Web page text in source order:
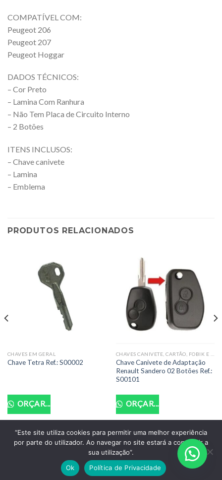
COMPATÍVEL COM:
Peugeot 206
Peugeot 207
Peugeot Hoggar
DADOS TÉCNICOS:
– Cor Preto
– Lamina Com Ranhura
– Não Tem Placa de Circuito Interno
– 2 Botões
ITENS INCLUSOS:
– Chave canivete
– Lamina
– Emblema
PRODUTOS RELACIONADOS
CHAVES EM GERAL
Chave Tetra Ref.: S00002
ORÇAR...
Chave Canivete de Adaptação
Renault Sandero 02 Botões Ref.:
S00101
ORÇAR...
POLITICA DE PRIVACIDADE TERMOS DE USO
Copyright 2026 ©
Santo Auto Vidros e Chaveiro - CNPJ:
18.011.218/0001-07
“Este site utiliza cookies para permitir uma melhor experiência
por parte do utilizador. Ao navegar no site estará a consentir a
sua utilização”.
Ok
Política de Privacidade